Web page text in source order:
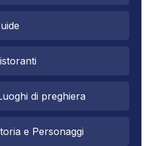
di preghiera
e Personaggi